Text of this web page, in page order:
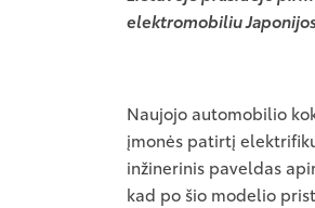
elektromobiliu
Naujojo automobilio
įmonės patirtį
inžinerinis paveldas
kad po šio modelio